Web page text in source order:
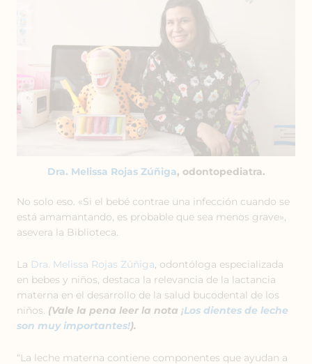
Dra. Melissa Rojas Zúñiga, odontopediatra.
No solo eso. «Si el bebé contrae una infección cuando se
está amamantando, es probable que sea menos grave»,
asevera la Biblioteca.
La Dra. Melissa Rojas Zúñiga , odontóloga especializada
en bebes y niños, destaca la relevancia de la lactancia
materna en el desarrollo de la salud bucodental de los
niños. (Vale la pena leer la nota ¡Los dientes de leche
son muy importantes!).
“La leche materna contiene componentes que ayudan a